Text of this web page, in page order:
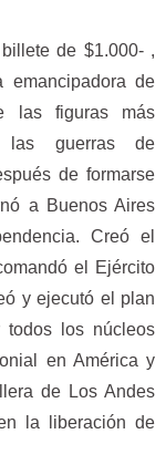
de $1.000- ,
de
las figuras más
las guerras de
de formarse
a Buenos Aires
Creó el
el Ejército
y ejecutó el plan
todos los núcleos
en América y
de Los Andes
la liberación de